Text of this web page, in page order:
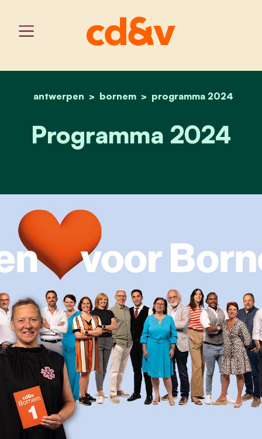
home
antwerpen bornem programma 2024
programma 2024
Programma 2024